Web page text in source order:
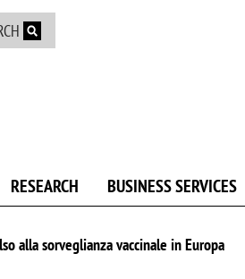
RESEARCH BUSINESS SERVICES
alla sorveglianza vaccinale in Europa